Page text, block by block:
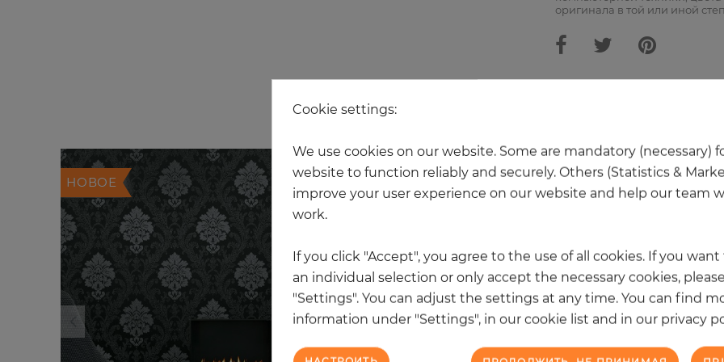
оригинала в той или иной
Ещё 20 товаров из этой категории
НОВОЕ
Cookie settings:
We use cookies on our website. Some are mandatory (necessary)
website to function reliably and securely. Others (Statistics &
improve your user experience on our website and help our team
work.
If you click "Accept", you agree to the use of all cookies. If you
an individual selection or only accept the necessary cookies,
"Settings". You can adjust the settings at any time. You can find
information under "Settings", in our cookie list and in our privacy